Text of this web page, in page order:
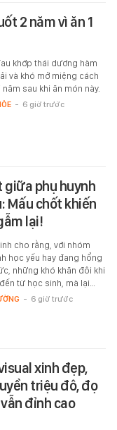
2 năm vì ăn 1
khớp thái dương hàm
và khó mở miệng cách
năm sau khi ăn món này.
- 6 giờ trước
giữa phụ huynh
Mấu chốt khiến
lại!
cho rằng, với nhóm
học yếu hay đang hổng
những khó khăn đôi khi
từ học sinh, mà lại…
- 6 giờ trước
xinh đẹp,
triệu đô, đọ
đỉnh cao